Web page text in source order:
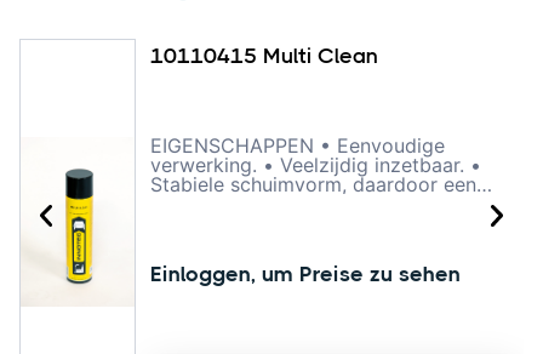
10110415 Multi Clean
EIGENSCHAPPEN • Eenvoudige
verwerking. • Veelzijdig inzetbaar. •
Stabiele schuimvorm, daardoor een
langere inwerktijd. • Reinigt diep in de
vezels. • Veilig voor kunststof, rubber,
lak etc. • Geeft geen strepen. • Laat
een frisse geur na. OMSCHRIJVING
Einloggen, um Preise zu sehen